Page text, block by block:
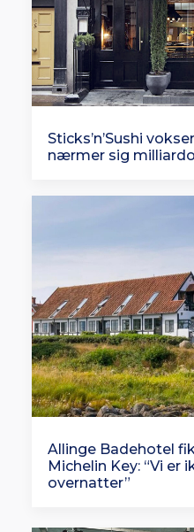
Sticks’n’Sushi
nærmer sig
Allinge Badehotel
Michelin Key: “Vi er
overnatter”